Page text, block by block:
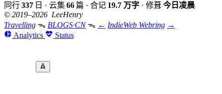
同行337 日 · 云集66篇 · 合记 19.7 万字 · 修葺 今日凌晨
© 2019–2026 LeeHenry
Travelling ᯓ BLOGS·CN ᯓ ← IndieWeb Webring →
Analytics
Status